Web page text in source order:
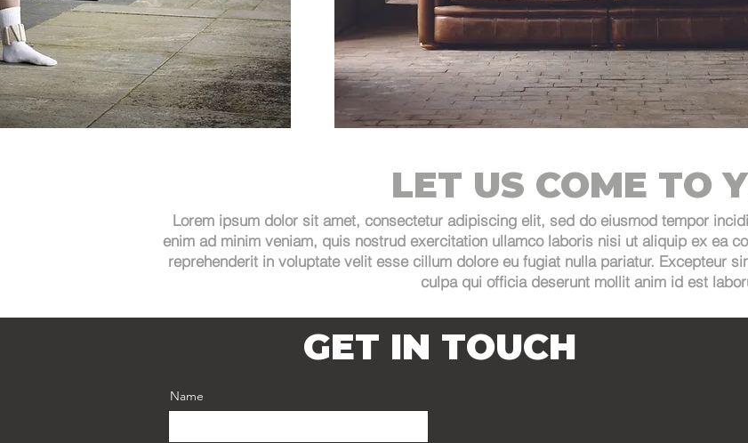
LET US COME TO
Lorem ipsum dolor sit amet, consectetur adipiscing elit, sed do eiusmod tempor
enim ad minim veniam, quis nostrud exercitation ullamco laboris nisi ut aliquip ex ea
reprehenderit in voluptate velit esse cillum dolore eu fugiat nulla pariatur. Excepteur
culpa qui officia deserunt mollit anim id est
GET IN TOUCH
Name